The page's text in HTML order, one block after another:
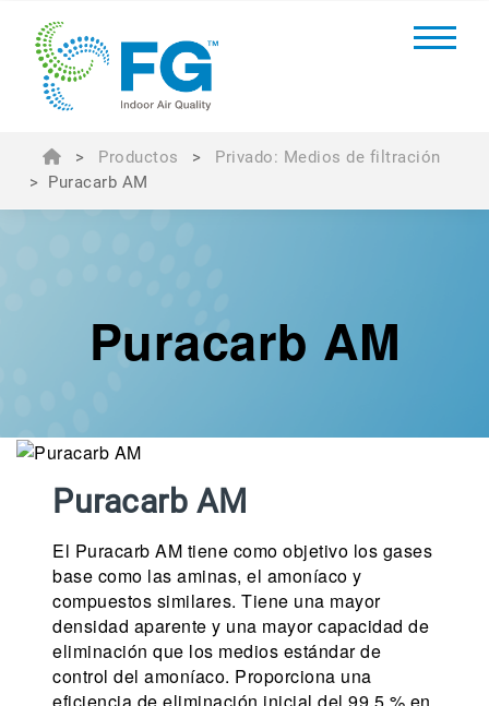
> Productos >
Privado: Medios de filtración
> Puracarb AM
Puracarb AM
Puracarb AM
El Puracarb AM tiene como objetivo los gases
base como las aminas, el amoníaco y
compuestos similares. Tiene una mayor
densidad aparente y una mayor capacidad de
eliminación que los medios estándar de
control del amoníaco. Proporciona una